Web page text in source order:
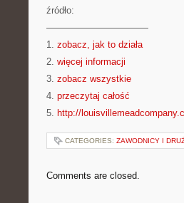
źródło:
———————————
1. zobacz, jak to działa
2. więcej informacji
3. zobacz wszystkie
4. przeczytaj całość
5. http://
CATEGORIES: ZAWODNICY I
Comments are closed.